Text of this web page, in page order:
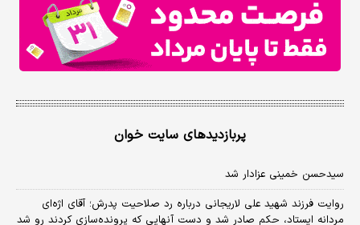
پربازدیدهای سایت خوان
سیدحسن خمینی عزادار شد
روایت فرزند شهید علی لاریجانی درباره رد صلاحیت پدرش؛ آقای اژه‌ای
مردانه ایستاد، حکم صادر شد و دست آنهایی که پرونده‌سازی کردند رو شد